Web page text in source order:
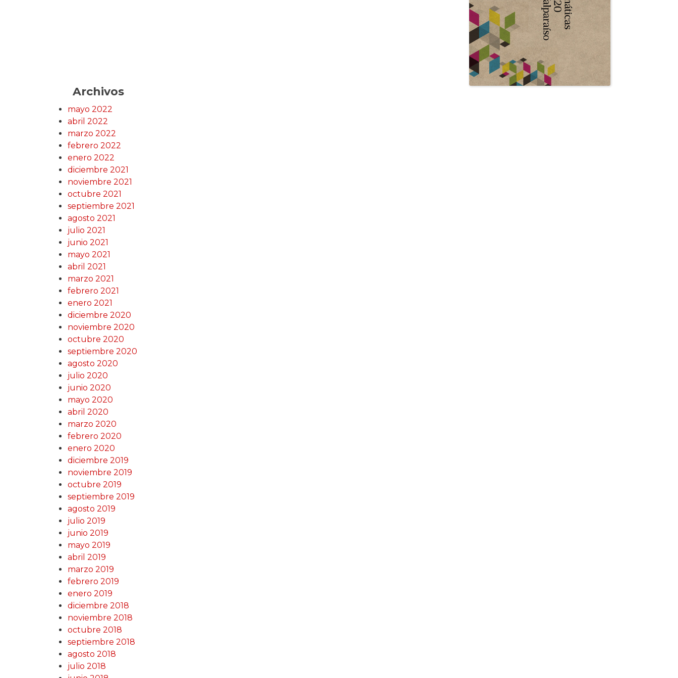
Archivos
mayo 2022
abril 2022
marzo 2022
febrero 2022
enero 2022
diciembre 2021
noviembre 2021
octubre 2021
septiembre 2021
agosto 2021
julio 2021
junio 2021
mayo 2021
abril 2021
marzo 2021
febrero 2021
enero 2021
diciembre 2020
noviembre 2020
octubre 2020
septiembre 2020
agosto 2020
julio 2020
junio 2020
mayo 2020
abril 2020
marzo 2020
febrero 2020
enero 2020
diciembre 2019
noviembre 2019
octubre 2019
septiembre 2019
agosto 2019
julio 2019
junio 2019
mayo 2019
abril 2019
marzo 2019
febrero 2019
enero 2019
diciembre 2018
noviembre 2018
octubre 2018
septiembre 2018
agosto 2018
julio 2018